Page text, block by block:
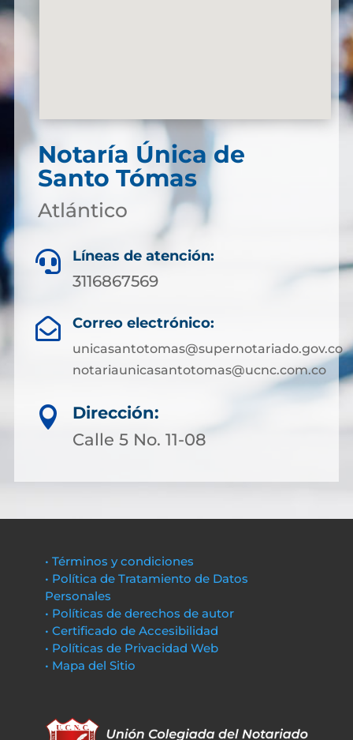
Notaría Única de
Santo Tómas
Atlántico
 Líneas de atención:
3116867569
 Correo electrónico:
unicasantotomas@supernotariado.gov.co
notariaunicasantotomas@ucnc.com.co

Dirección:
Calle 5 No. 11-08
• Términos y condiciones
• Política de Tratamiento de Datos
Personales
• Políticas de derechos de autor
• Certificado de Accesibilidad
• Políticas de Privacidad Web
• Mapa del Sitio